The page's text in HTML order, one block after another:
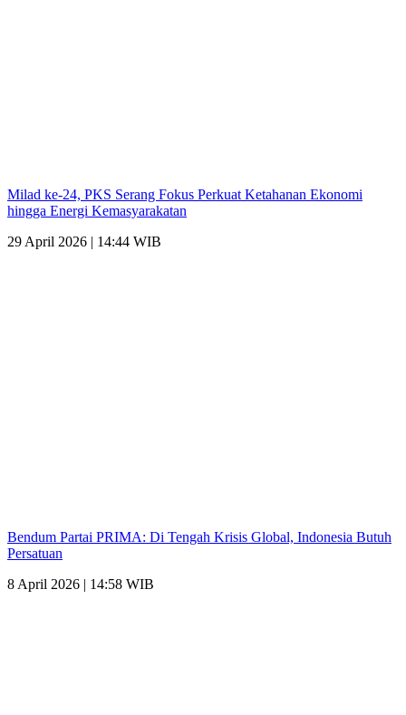
Milad ke-24, PKS Serang Fokus Perkuat Ketahanan Ekonomi
hingga Energi Kemasyarakatan
29 April 2026 | 14:44 WIB
Bendum Partai PRIMA: Di Tengah Krisis Global, Indonesia Butuh
Persatuan
8 April 2026 | 14:58 WIB